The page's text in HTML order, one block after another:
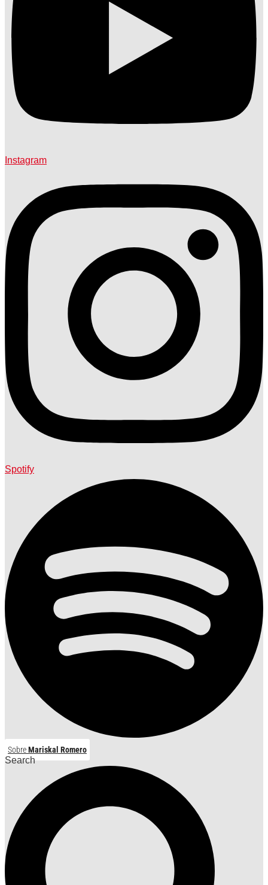
Instagram
Spotify
SobreMariskal Romero
Search